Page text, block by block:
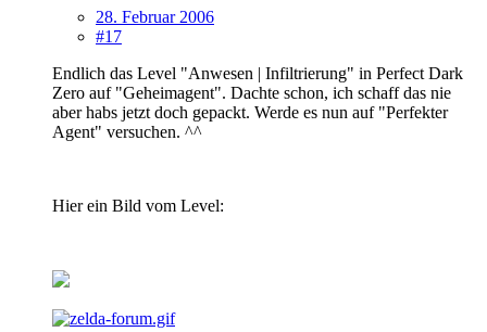
28. Februar 2006
#17
Endlich das Level "Anwesen | Infiltrierung" in Perfect Dark
Zero auf "Geheimagent". Dachte schon, ich schaff das nie
aber habs jetzt doch gepackt. Werde es nun auf "Perfekter
Agent" versuchen. ^^
Hier ein Bild vom Level: